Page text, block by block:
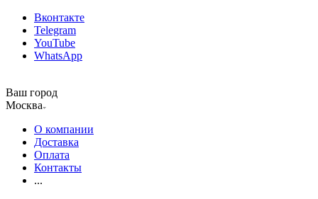
Вконтакте
Telegram
YouTube
WhatsApp
Ваш город
Москва
О компании
Доставка
Оплата
Контакты
...